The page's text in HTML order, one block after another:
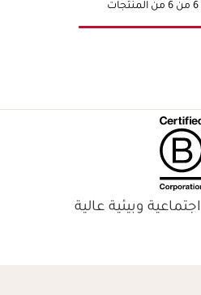
وبيئية عالية